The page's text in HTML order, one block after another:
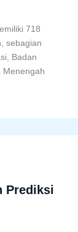
718
sebagian
Badan
Menengah
Prediksi